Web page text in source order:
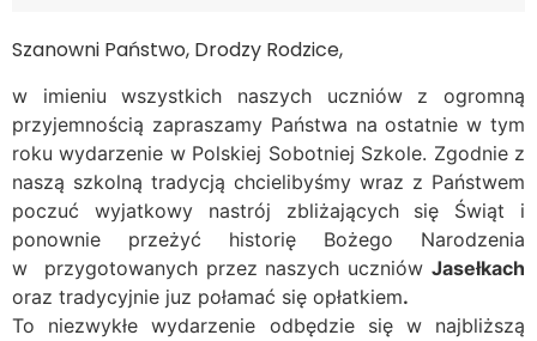
Szanowni Państwo, Drodzy Rodzice,
w imieniu wszystkich naszych uczniów z ogromną
przyjemnością zapraszamy Państwa na ostatnie w tym
roku wydarzenie w Polskiej Sobotniej Szkole. Zgodnie z
naszą szkolną tradycją chcielibyśmy wraz z Państwem
poczuć wyjatkowy nastrój zbliżających się Świąt i
ponownie przeżyć historię Bożego Narodzenia
w przygotowanych przez naszych uczniów Jasełkach
oraz tradycyjnie juz połamać się opłatkiem.
To niezwykłe wydarzenie odbędzie się w najbliższą